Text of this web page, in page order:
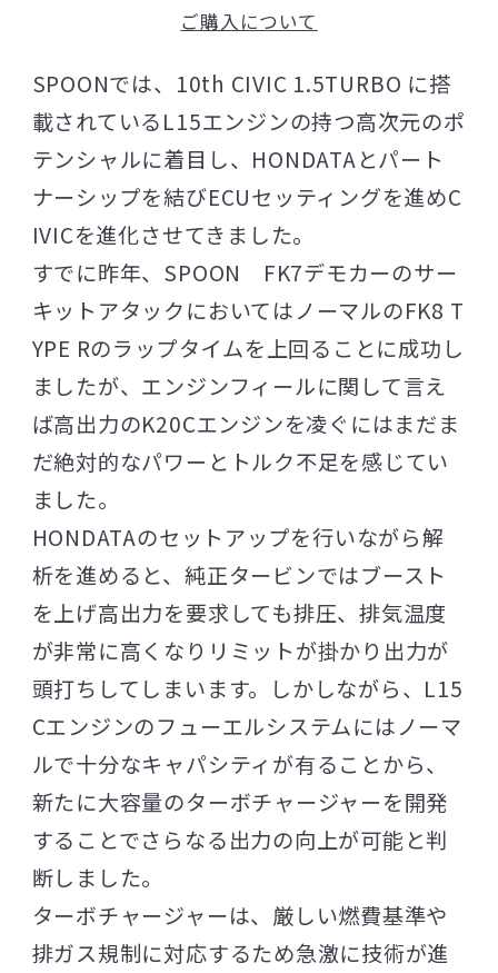
ご購入について
SPOONでは、10th CIVIC 1.5TURBO に搭
載されているL15エンジンの持つ高次元のポ
テンシャルに着目し、HONDATAとパート
ナーシップを結びECUセッティングを進めC
IVICを進化させてきました。
すでに昨年、SPOON FK7デモカーのサー
キットアタックにおいてはノーマルのFK8 T
YPE Rのラップタイムを上回ることに成功し
ましたが、エンジンフィールに関して言え
ば高出力のK20Cエンジンを凌ぐにはまだま
だ絶対的なパワーとトルク不足を感じてい
ました。
HONDATAのセットアップを行いながら解
析を進めると、純正タービンではブースト
を上げ高出力を要求しても排圧、排気温度
が非常に高くなりリミットが掛かり出力が
頭打ちしてしまいます。しかしながら、L15
Cエンジンのフューエルシステムにはノーマ
ルで十分なキャパシティが有ることから、
新たに大容量のターボチャージャーを開発
することでさらなる出力の向上が可能と判
断しました。
ターボチャージャーは、厳しい燃費基準や
排ガス規制に対応するため急激に技術が進